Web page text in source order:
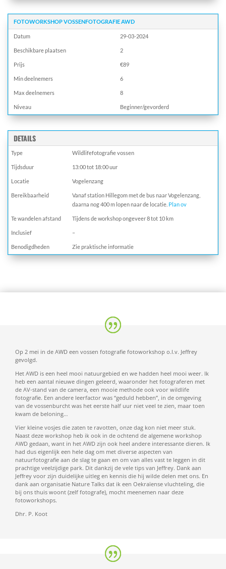
FOTOWORKSHOP VOSSENFOTOGRAFIE AWD
Datum 29-03-2024
Beschikbare plaatsen 2
Prijs €89
Min deelnemers 6
Max deelnemers 8
Niveau Beginner/gevorderd
DETAILS
Type Wildlifefotografie vossen
Tijdsduur 13:00 tot 18:00 uur
Locatie Vogelenzang
Bereikbaarheid
Vanaf station Hillegom met de bus naar Vogelenzang,
daarna nog 400 m lopen naar de locatie. Plan ov
Te wandelen afstand Tijdens de workshop ongeveer 8 tot 10 km
Inclusief –
Benodigdheden Zie praktische informatie
Op 2 mei in de AWD een vossen fotografie fotoworkshop o.l.v. Jeffrey
gevolgd.
Het AWD is een heel mooi natuurgebied en we hadden heel mooi weer. Ik
heb een aantal nieuwe dingen geleerd, waaronder het fotograferen met
de AV-stand van de camera, een mooie methode ook voor wildlife
fotografie. Een andere leerfactor was “geduld hebben”, in de omgeving
van de vossenburcht was het eerste half uur niet veel te zien, maar toen
kwam de beloning…
Vier kleine vosjes die zaten te ravotten, onze dag kon niet meer stuk.
Naast deze workshop heb ik ook in de ochtend de algemene workshop
AWD gedaan, want in het AWD zijn ook heel andere interessante dieren. Ik
had dus eigenlijk een hele dag om met diverse aspecten van
natuurfotografie aan de slag te gaan en om van alles vast te leggen in dit
prachtige veelzijdige park. Dit dankzij de vele tips van Jeffrey. Dank aan
Jeffrey voor zijn duidelijke uitleg en kennis die hij wilde delen met ons. En
dank aan organisatie Nature Talks dat ik een Oekraïense vluchteling, die
bij ons thuis woont (zelf fotografe), mocht meenemen naar deze
fotoworkshops.
Dhr. P. Koot